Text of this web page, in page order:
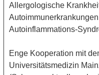
Allergologische
Autoinflammations-
Enge Kooperation mit
Universitätsmedizin